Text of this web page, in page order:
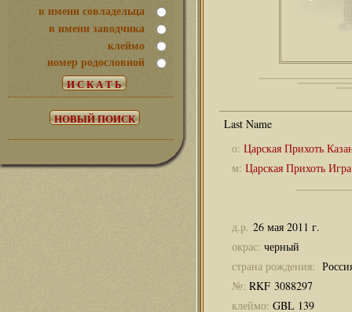
в имени совладельца
в имени заводчика
клеймо
номер родословной
о: Царская Прихоть
м: Царская Прихоть
д.р. 26 мая 2011 г.
окрас: черный
страна рождения:
№: RKF 3088297
клеймо: GBL 139